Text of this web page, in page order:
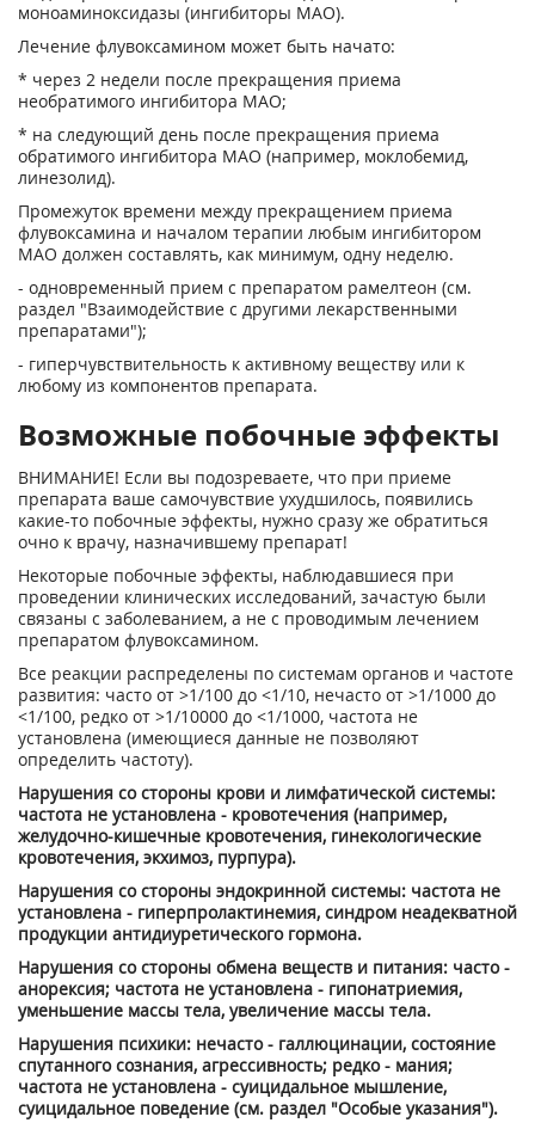
моноаминоксидазы (ингибиторы МАО).
Лечение флувоксамином может быть начато:
* через 2 недели после прекращения приема
необратимого ингибитора МАО;
* на следующий день после прекращения приема
обратимого ингибитора МАО (например, моклобемид,
линезолид).
Промежуток времени между прекращением приема
флувоксамина и началом терапии любым ингибитором
МАО должен составлять, как минимум, одну неделю.
- одновременный прием с препаратом рамелтеон (см.
раздел "Взаимодействие с другими лекарственными
препаратами");
- гиперчувствительность к активному веществу или к
любому из компонентов препарата.
Возможные побочные эффекты
ВНИМАНИЕ! Если вы подозреваете, что при приеме
препарата ваше самочувствие ухудшилось, появились
какие-то побочные эффекты, нужно сразу же обратиться
очно к врачу, назначившему препарат!
Некоторые побочные эффекты, наблюдавшиеся при
проведении клинических исследований, зачастую были
связаны с заболеванием, а не с проводимым лечением
препаратом флувоксамином.
Все реакции распределены по системам органов и частоте
развития: часто от >1/100 до <1/10, нечасто от >1/1000 до
<1/100, редко от >1/10000 до <1/1000, частота не
установлена (имеющиеся данные не позволяют
определить частоту).
Нарушения со стороны крови и лимфатической системы:
частота не установлена - кровотечения (например,
желудочно-кишечные кровотечения, гинекологические
кровотечения, экхимоз, пурпура).
Нарушения со стороны эндокринной системы: частота не
установлена - гиперпролактинемия, синдром неадекватной
продукции антидиуретического гормона.
Нарушения со стороны обмена веществ и питания: часто -
анорексия; частота не установлена - гипонатриемия,
уменьшение массы тела, увеличение массы тела.
Нарушения психики: нечасто - галлюцинации, состояние
спутанного сознания, агрессивность; редко - мания;
частота не установлена - суицидальное мышление,
суицидальное поведение (см. раздел "Особые указания").